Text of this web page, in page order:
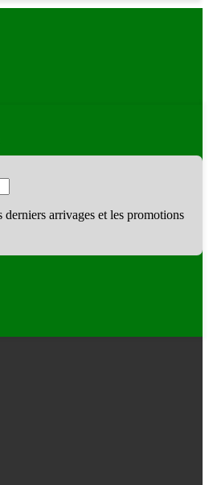
derniers arrivages et les promotions